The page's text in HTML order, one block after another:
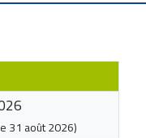
31 août 2026)